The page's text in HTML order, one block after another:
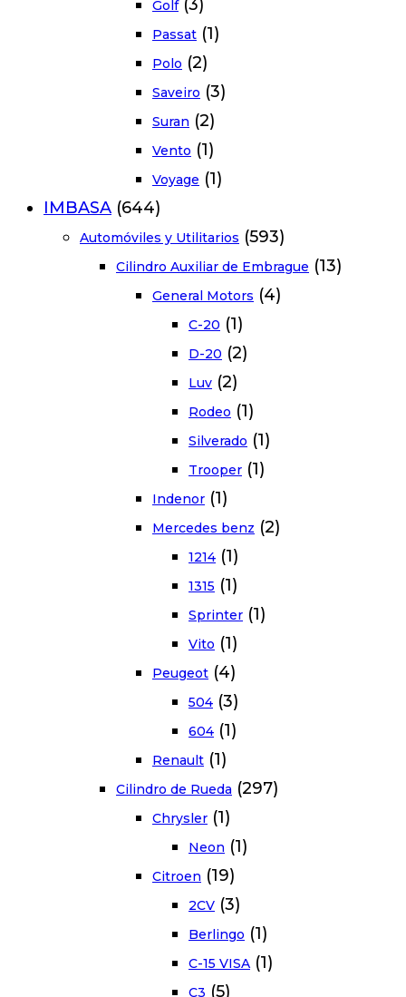
Golf (3)
Passat (1)
Polo (2)
Saveiro (3)
Suran (2)
Vento (1)
Voyage (1)
IMBASA (644)
Automóviles y Utilitarios (593)
Cilindro Auxiliar de Embrague (13)
General Motors (4)
C-20 (1)
D-20 (2)
Luv (2)
Rodeo (1)
Silverado (1)
Trooper (1)
Indenor (1)
Mercedes benz (2)
1214 (1)
1315 (1)
Sprinter (1)
Vito (1)
Peugeot (4)
504 (3)
604 (1)
Renault (1)
Cilindro de Rueda (297)
Chrysler (1)
Neon (1)
Citroen (19)
2CV (3)
Berlingo (1)
C-15 VISA (1)
C3 (5)